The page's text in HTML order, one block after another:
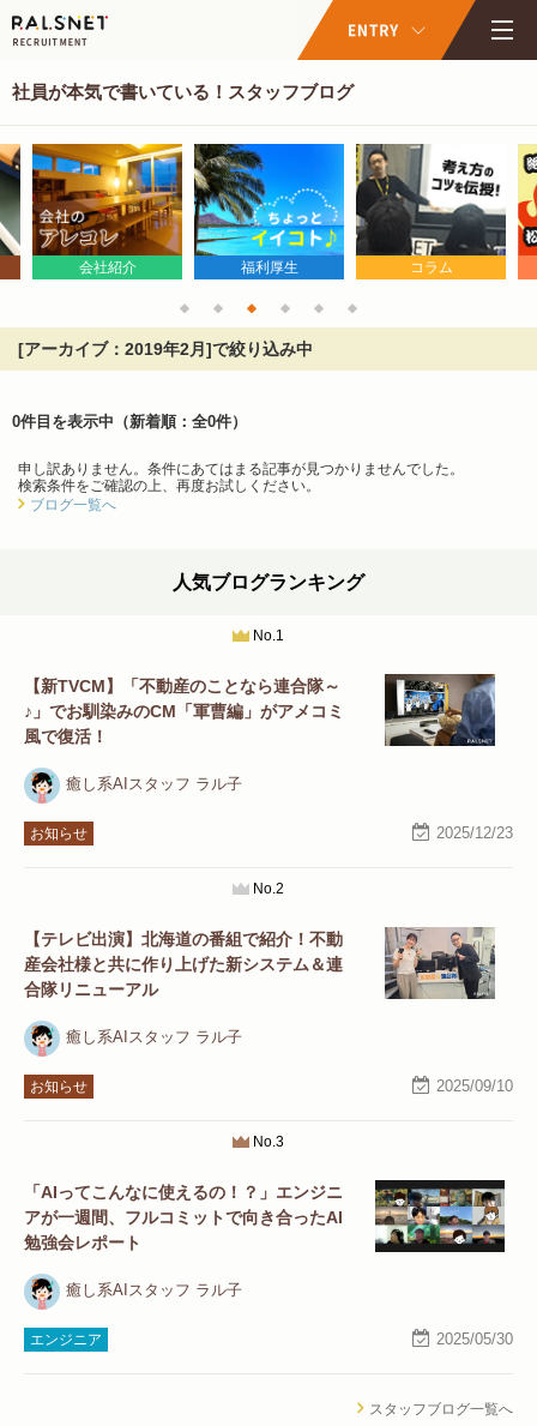
社員が本気で書いている！スタッフブログ
会社紹介 福利厚生 コラム
[アーカイブ：2019年2月]で絞り込み中
0件目を表示中 （新着順：全0件）
申し訳ありません。条件にあてはまる記事が見つかりませんでした。
検索条件をご確認の上、再度お試しください。
ブログ一覧へ
人気ブログランキング
No.1
【新TVCM】「不動産のことなら連合隊～
♪」でお馴染みのCM「軍曹編」がアメコミ
風で復活！
癒し系AIスタッフ ラル子
お知らせ 2025/12/23
No.2
【テレビ出演】北海道の番組で紹介！不動
産会社様と共に作り上げた新システム＆連
合隊リニューアル
癒し系AIスタッフ ラル子
お知らせ 2025/09/10
No.3
「AIってこんなに使えるの！？」エンジニ
アが一週間、フルコミットで向き合ったAI
勉強会レポート
癒し系AIスタッフ ラル子
エンジニア 2025/05/30
スタッフブログ一覧へ